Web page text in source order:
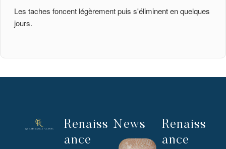
Les taches foncent légèrement puis s'éliminent en quelques
jours.
Renaiss
ance
News
Renaiss
ance